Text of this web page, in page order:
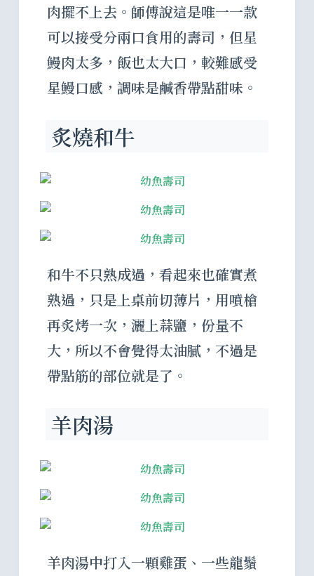
肉擺不上去。師傅說這是唯一一款
可以接受分兩口食用的壽司，但星
鰻肉太多，飯也太大口，較難感受
星鰻口感，調味是鹹香帶點甜味。
炙燒和牛
和牛不只熟成過，看起來也確實煮
熟過，只是上桌前切薄片，用噴槍
再炙烤一次，灑上蒜鹽，份量不
大，所以不會覺得太油膩，不過是
帶點筋的部位就是了。
羊肉湯
羊肉湯中打入一顆雞蛋、一些龍鬚